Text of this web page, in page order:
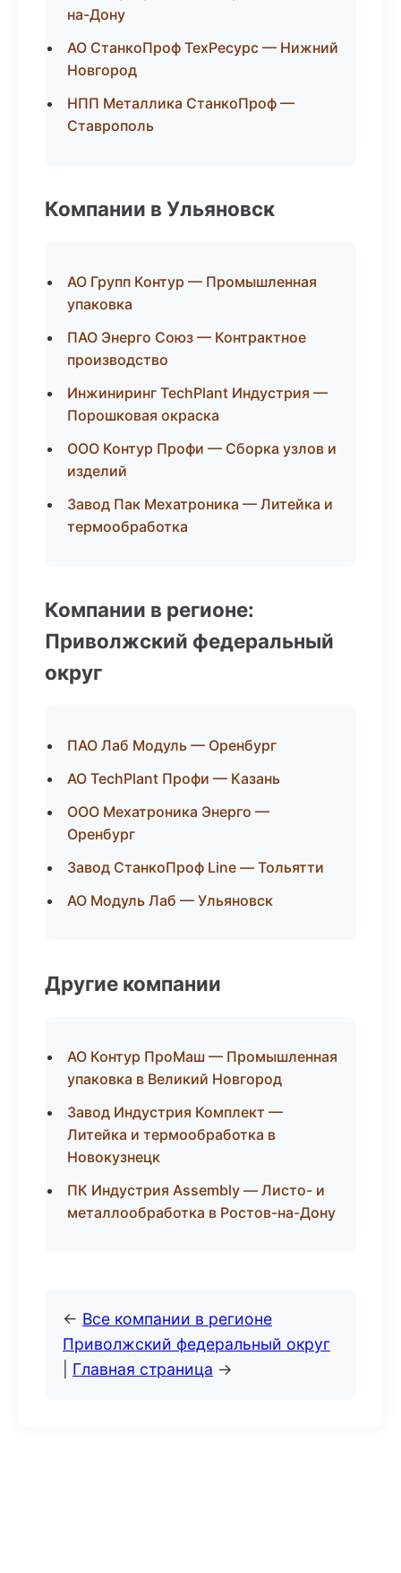
на-Дону
АО СтанкоПроф ТехРесурс — Нижний
Новгород
НПП Металлика СтанкоПроф —
Ставрополь
Компании в Ульяновск
АО Групп Контур — Промышленная
упаковка
ПАО Энерго Союз — Контрактное
производство
Инжиниринг TechPlant Индустрия —
Порошковая окраска
ООО Контур Профи — Сборка узлов и
изделий
Завод Пак Мехатроника — Литейка и
термообработка
Компании в регионе:
Приволжский федеральный
округ
ПАО Лаб Модуль — Оренбург
АО TechPlant Профи — Казань
ООО Мехатроника Энерго —
Оренбург
Завод СтанкоПроф Line — Тольятти
АО Модуль Лаб — Ульяновск
Другие компании
АО Контур ПроМаш — Промышленная
упаковка в Великий Новгород
Завод Индустрия Комплект —
Литейка и термообработка в
Новокузнецк
ПК Индустрия Assembly — Листо- и
металлообработка в Ростов-на-Дону
← Все компании в регионе
Приволжский федеральный округ
Главная страница →